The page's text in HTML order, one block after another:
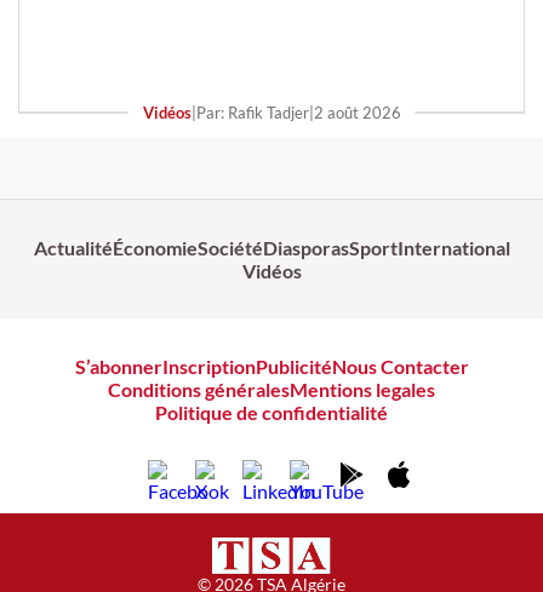
Vidéos| Par: Rafik Tadjer| 2 août 2026
ActualitéÉconomieSociétéDiasporasSportInternational
Vidéos
S’abonnerInscriptionPublicitéNous Contacter
Conditions généralesMentions legales
Politique de confidentialité
© 2026 TSA Algérie